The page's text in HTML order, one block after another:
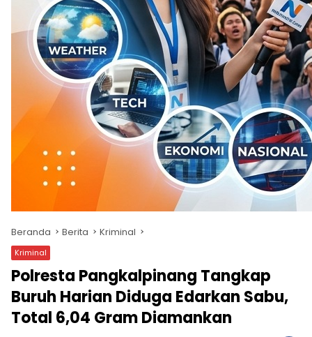
Beranda Berita Kriminal
Kriminal
Polresta Pangkalpinang Tangkap
Buruh Harian Diduga Edarkan Sabu,
Total 6,04 Gram Diamankan